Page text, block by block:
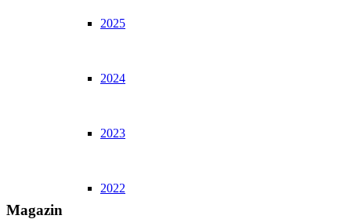
2025
2024
2023
2022
Magazin